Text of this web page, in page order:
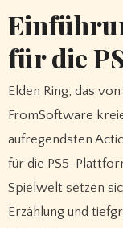
für die
Elden Ring, das von dem renommierten Entwicklerstudio
FromSoftware
aufregendsten
für die PS5-
Spielwelt setzen
Erzählung und